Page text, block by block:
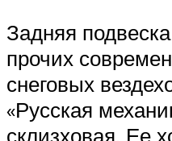
Задняя
прочих
снеговых
«Русская
склизховая. Ее